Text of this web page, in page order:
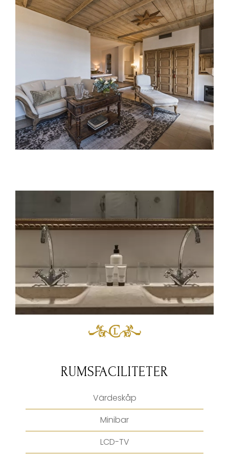
RUMSFACILITETER
Värdeskåp
Minibar
LCD-TV